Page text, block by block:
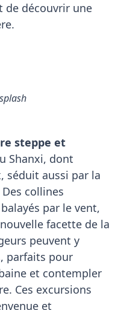
de découvrir une
steppe et
Shanxi, dont
séduit aussi par la
collines
par le vent,
facette de la
peuvent y
parfaits pour
et contempler
Ces excursions
et